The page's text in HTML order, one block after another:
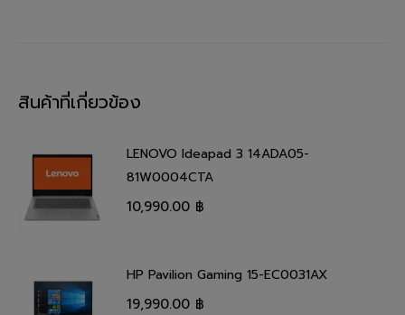
สินค้าที่เกี่ยวข้อง
LENOVO Ideapad 3 14ADA05-
81W0004CTA
10,990.00 ฿
HP Pavilion Gaming 15-EC0031AX
19,990.00 ฿